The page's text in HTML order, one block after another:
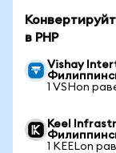
в PHP
Vishay
1 VSHon
Keel
1 KEELon